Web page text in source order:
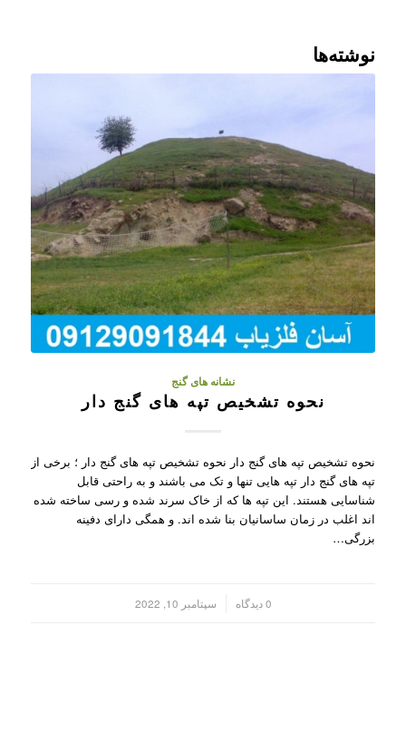
نوشته‌ها
نشانه های گنج
نحوه تشخیص تپه های گنج دار
نحوه تشخیص تپه های گنج دار نحوه تشخیص تپه های گنج دار ؛ برخی از
تپه های گنج دار تپه هایی تنها و تک می باشند و به راحتی قابل
شناسایی هستند. این تپه ها که از خاک سرند شده و رسی ساخته شده
اند اغلب در زمان ساسانیان بنا شده اند. و همگی دارای دفینه
بزرگی…
0 دیدگاه سپتامبر 10, 2022